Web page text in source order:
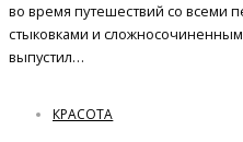
во время путешествий со всеми
стыковками и
выпустил…
КРАСОТА